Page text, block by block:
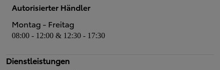
Autorisierter Händler
Montag - Freitag
08:00 - 12:00 & 12:30 - 17:30
Dienstleistungen